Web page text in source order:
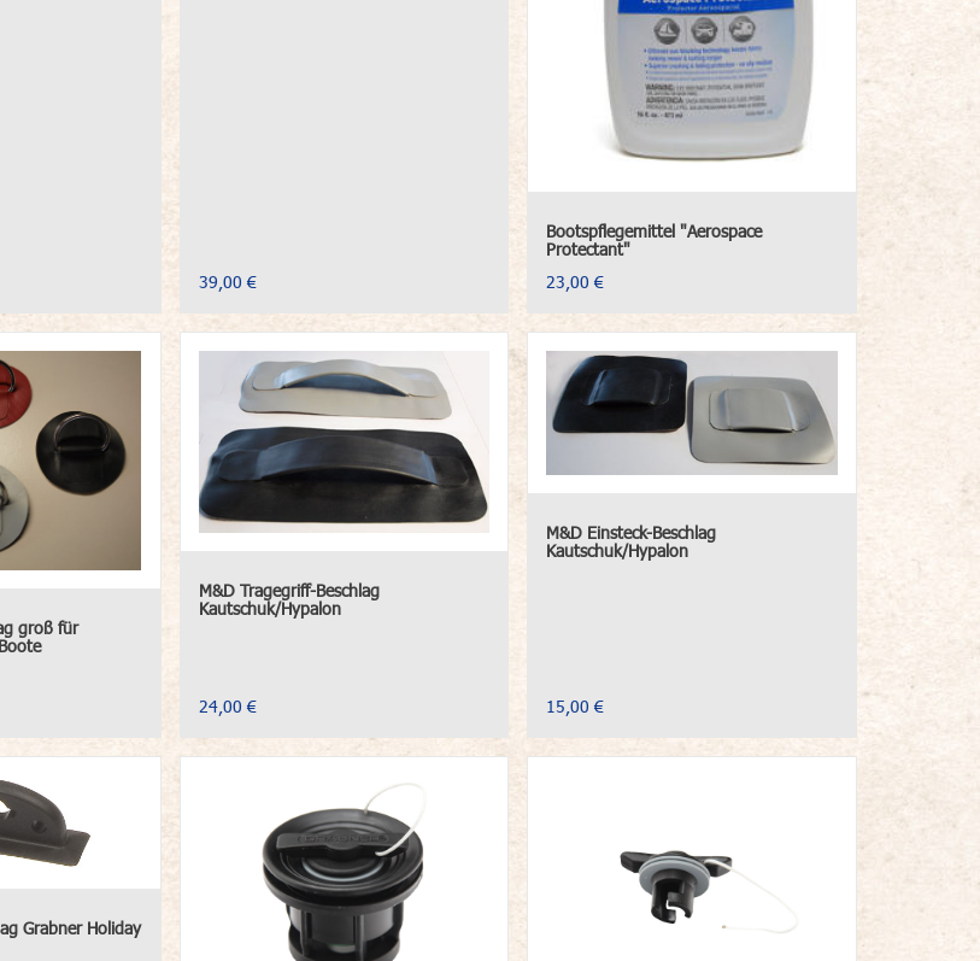
39,00 €
Bootspflegemittel "Aerospace
Protectant"
23,00 €
groß für
M&D Tragegriff-Beschlag
Kautschuk/Hypalon
24,00 €
M&D Einsteck-Beschlag
Kautschuk/Hypalon
15,00 €
Grabner Holiday